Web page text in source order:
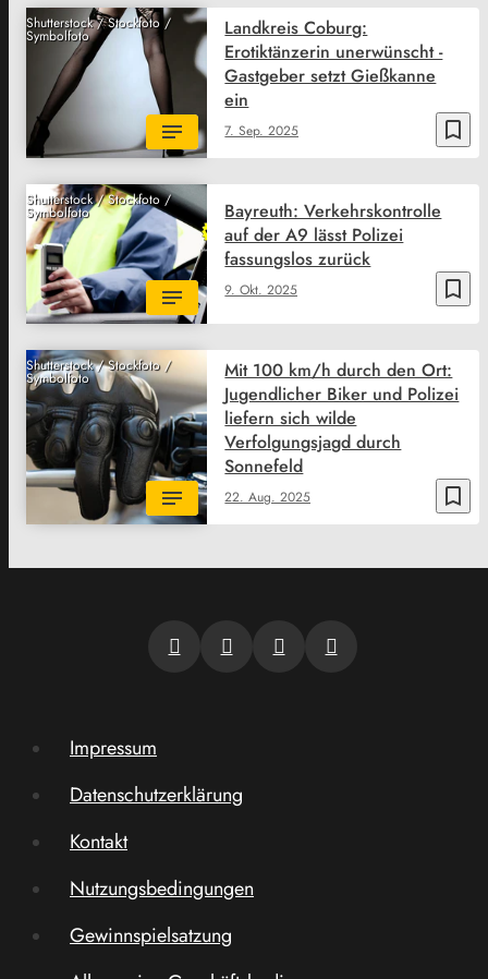
Shutterstock / Stockfoto /
Symbolfoto
bookmark_border
7. Sep. 2025
Landkreis Coburg:
Erotiktänzerin unerwünscht -
Gastgeber setzt Gießkanne
ein
Shutterstock / Stockfoto /
Symbolfoto
bookmark_border
9. Okt. 2025
Bayreuth: Verkehrskontrolle
auf der A9 lässt Polizei
fassungslos zurück
Shutterstock / Stockfoto /
Symbolfoto
bookmark_border
22. Aug. 2025
Mit 100 km/h durch den Ort:
Jugendlicher Biker und Polizei
liefern sich wilde
Verfolgungsjagd durch
Sonnefeld
Impressum
Datenschutzerklärung
Kontakt
Nutzungsbedingungen
Gewinnspielsatzung